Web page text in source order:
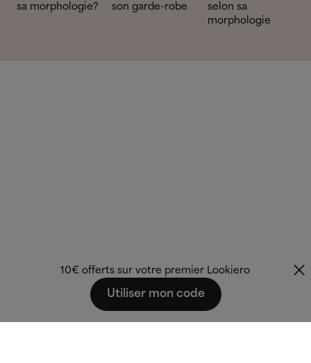
sa morphologie?
son garde-robe
selon sa
morphologie
10€ offerts sur votre premier Lookiero
Utiliser mon code